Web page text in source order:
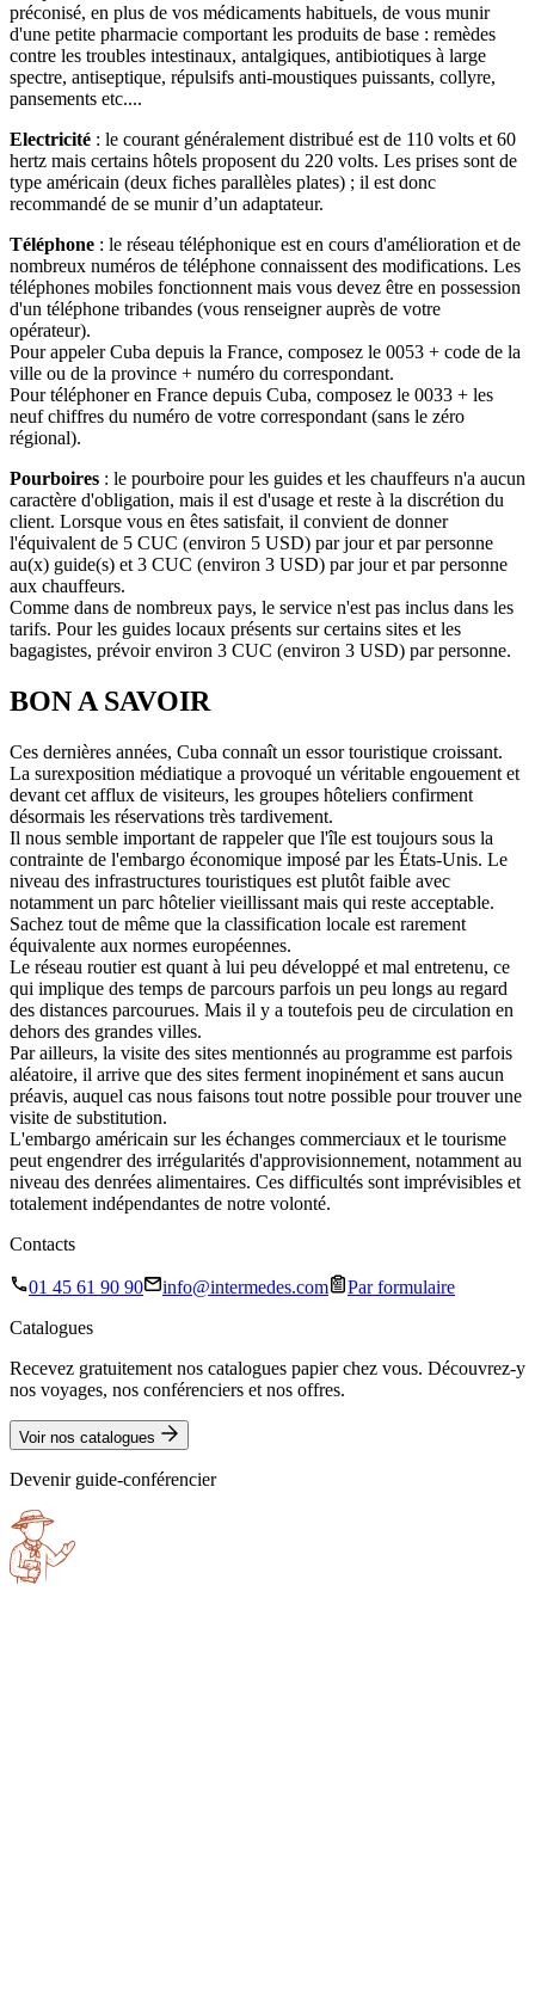
préconisé, en plus de vos médicaments habituels, de vous munir
d'une petite pharmacie comportant les produits de base : remèdes
contre les troubles intestinaux, antalgiques, antibiotiques à large
spectre, antiseptique, répulsifs anti-moustiques puissants, collyre,
pansements etc....
Electricité : le courant généralement distribué est de 110 volts et 60
hertz mais certains hôtels proposent du 220 volts. Les prises sont de
type américain (deux fiches parallèles plates) ; il est donc
recommandé de se munir d’un adaptateur.
Téléphone : le réseau téléphonique est en cours d'amélioration et de
nombreux numéros de téléphone connaissent des modifications. Les
téléphones mobiles fonctionnent mais vous devez être en possession
d'un téléphone tribandes (vous renseigner auprès de votre
opérateur).
Pour appeler Cuba depuis la France, composez le 0053 + code de la
ville ou de la province + numéro du correspondant.
Pour téléphoner en France depuis Cuba, composez le 0033 + les
neuf chiffres du numéro de votre correspondant (sans le zéro
régional).
Pourboires : le pourboire pour les guides et les chauffeurs n'a aucun
caractère d'obligation, mais il est d'usage et reste à la discrétion du
client. Lorsque vous en êtes satisfait, il convient de donner
l'équivalent de 5 CUC (environ 5 USD) par jour et par personne
au(x) guide(s) et 3 CUC (environ 3 USD) par jour et par personne
aux chauffeurs.
Comme dans de nombreux pays, le service n'est pas inclus dans les
tarifs. Pour les guides locaux présents sur certains sites et les
bagagistes, prévoir environ 3 CUC (environ 3 USD) par personne.
BON A SAVOIR
Ces dernières années, Cuba connaît un essor touristique croissant.
La surexposition médiatique a provoqué un véritable engouement et
devant cet afflux de visiteurs, les groupes hôteliers confirment
désormais les réservations très tardivement.
Il nous semble important de rappeler que l'île est toujours sous la
contrainte de l'embargo économique imposé par les États-Unis. Le
niveau des infrastructures touristiques est plutôt faible avec
notamment un parc hôtelier vieillissant mais qui reste acceptable.
Sachez tout de même que la classification locale est rarement
équivalente aux normes européennes.
Le réseau routier est quant à lui peu développé et mal entretenu, ce
qui implique des temps de parcours parfois un peu longs au regard
des distances parcourues. Mais il y a toutefois peu de circulation en
dehors des grandes villes.
Par ailleurs, la visite des sites mentionnés au programme est parfois
aléatoire, il arrive que des sites ferment inopinément et sans aucun
préavis, auquel cas nous faisons tout notre possible pour trouver une
visite de substitution.
L'embargo américain sur les échanges commerciaux et le tourisme
peut engendrer des irrégularités d'approvisionnement, notamment au
niveau des denrées alimentaires. Ces difficultés sont imprévisibles et
totalement indépendantes de notre volonté.
Contacts
01 45 61 90 90 info@intermedes.com
Par formulaire
Catalogues
Recevez gratuitement nos catalogues papier chez vous. Découvrez-y
nos voyages, nos conférenciers et nos offres.
Voir nos catalogues
Devenir guide-conférencier